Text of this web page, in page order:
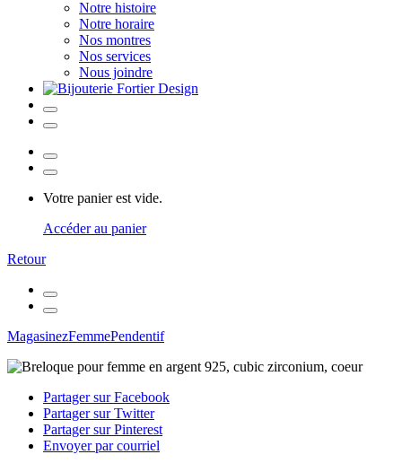
Notre histoire
Notre horaire
Nos montres
Nos services
Nous joindre
Votre panier est vide.
Accéder au panier
Retour
MagasinezFemmePendentif
Partager sur Facebook
Partager sur Twitter
Partager sur Pinterest
Envoyer par courriel